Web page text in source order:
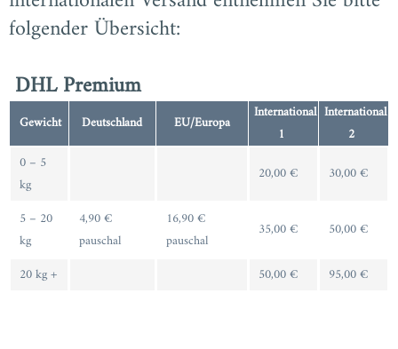
folgender Übersicht:
DHL Premium
Gewicht Deutschland EU/Europa
International
1
International
2
0 – 5
kg
20,00 € 30,00 €
5 – 20
kg
4,90 €
pauschal
16,90 €
pauschal
35,00 € 50,00 €
20 kg + 50,00 € 95,00 €